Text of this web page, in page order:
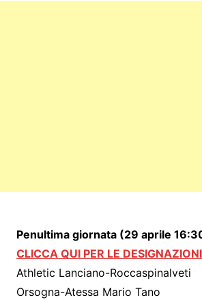
Penultima giornata (29 aprile
CLICCA QUI PER LE
Athletic Lanciano-Roccaspinalveti
Orsogna-Atessa Mario Tano